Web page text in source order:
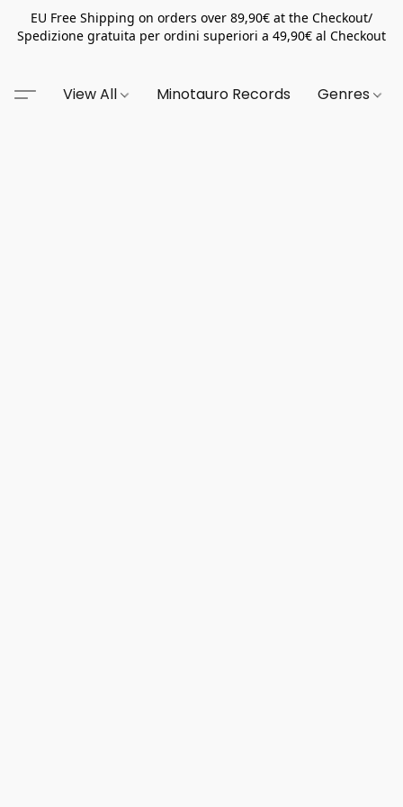
EU Free Shipping on orders over 89,90€ at the Checkout/
Spedizione gratuita per ordini superiori a 49,90€ al Checkout
View All Minotauro Records Genres